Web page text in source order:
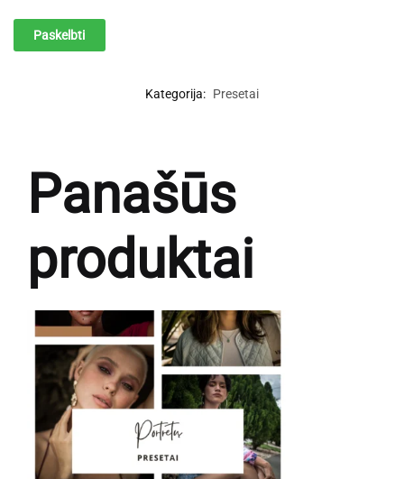
Kategorija: Presetai
Panašūs
produktai